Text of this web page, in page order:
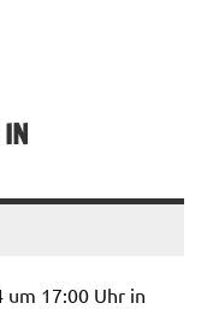
um 17:00 Uhr in